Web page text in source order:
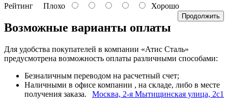
Рейтинг Плохо Хорошо
Продолжить
Возможные варианты оплаты
Для удобства покупателей в компании «Атис Сталь»
предусмотрена возможность оплаты различными способами:
Безналичным переводом на расчетный счет;
Наличными в офисе компании
Москва, 2-я Мытищинская улица, 2с1
, на складе, либо в месте
получения заказа.